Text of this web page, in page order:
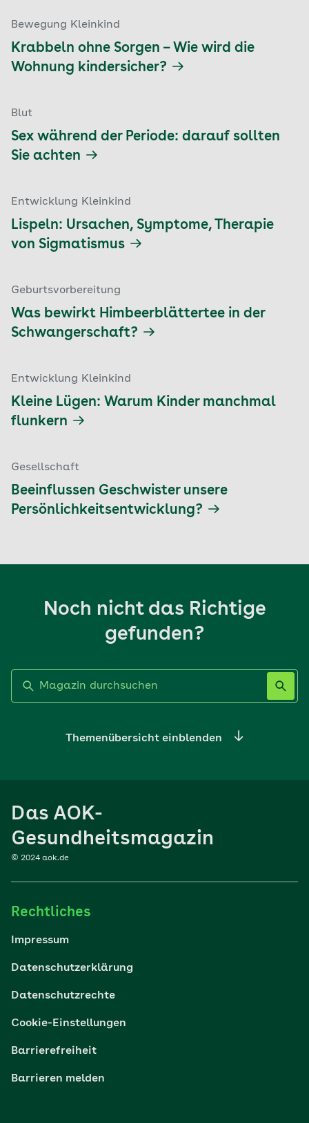
Bewegung Kleinkind
Krabbeln ohne Sorgen – Wie wird die
Wohnung kindersicher?
Blut
Sex während der Periode: darauf sollten
Sie achten
Entwicklung Kleinkind
Lispeln: Ursachen, Symptome, Therapie
von Sigmatismus
Geburtsvorbereitung
Was bewirkt Himbeerblättertee in der
Schwangerschaft?
Entwicklung Kleinkind
Kleine Lügen: Warum Kinder manchmal
flunkern
Gesellschaft
Beeinflussen Geschwister unsere
Persönlichkeitsentwicklung?
Noch nicht das Richtige
gefunden?
Themenübersicht einblenden
Sport
Reisen
Wohlbefinden
Digital gesund
Das AOK-
Gesundheitsmagazin
© 2024 aok.de
Rechtliches
Impressum
Datenschutzerklärung
Datenschutzrechte
Cookie-Einstellungen
Barrierefreiheit
Barrieren melden